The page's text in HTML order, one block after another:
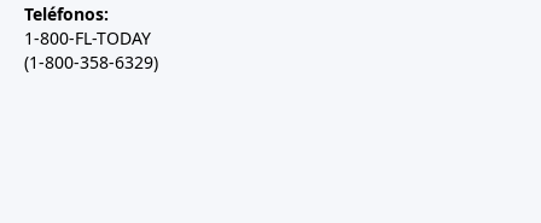
Teléfonos:
1-800-FL-TODAY
(1-800-358-6329)